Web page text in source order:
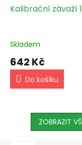
Kalibrační závaží
Skladem
642 Kč
Do košíku
ZOBRAZIT